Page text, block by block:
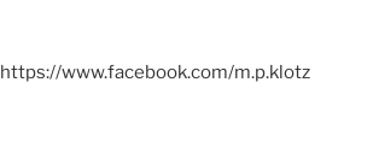
https://www.facebook.com/m.p.klotz